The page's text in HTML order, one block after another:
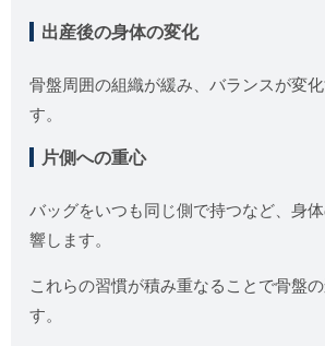
出産後の身体の変化
骨盤周囲の組織が緩み、バランスが変
す。
片側への重心
バッグをいつも同じ側で持つなど、身
響します。
これらの習慣が積み重なることで骨盤
す。